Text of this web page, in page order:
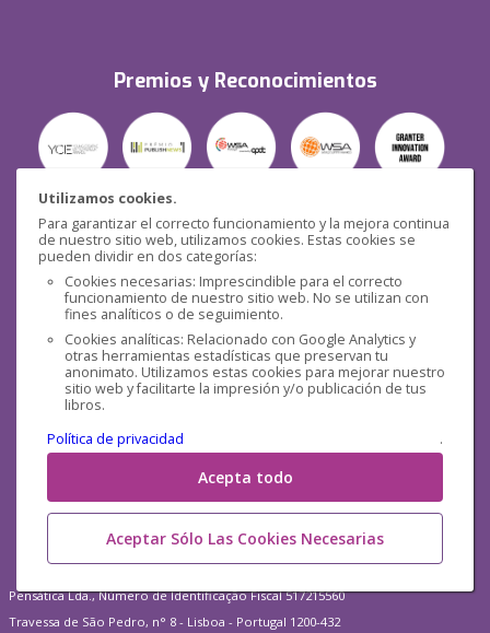
Utilizamos cookies.
Para garantizar el correcto funcionamiento y la mejora continua
de nuestro sitio web, utilizamos cookies. Estas cookies se
pueden dividir en dos categorías:
Cookies necesarias: Imprescindible para el correcto
funcionamiento de nuestro sitio web. No se utilizan con
fines analíticos o de seguimiento.
Cookies analíticas: Relacionado con Google Analytics y
otras herramientas estadísticas que preservan tu
anonimato. Utilizamos estas cookies para mejorar nuestro
sitio web y facilitarte la impresión y/o publicación de tus
libros.
Política de privacidad
.
Acepta todo
Aceptar Sólo Las Cookies Necesarias
Premios y Reconocimientos
Seguridad
Redes sociales
Pensática Lda., Número de Identificação Fiscal 517215560
Travessa de São Pedro, n° 8 - Lisboa - Portugal 1200-432